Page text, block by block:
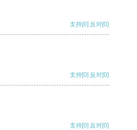
支持[0] 反对[0]
支持[0] 反对[0]
支持[0] 反对[0]